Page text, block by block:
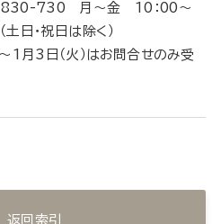
830-730 月～金 10：00～
日・祝日は除く）
月3日（火）はお問合せのみ受
返回索引